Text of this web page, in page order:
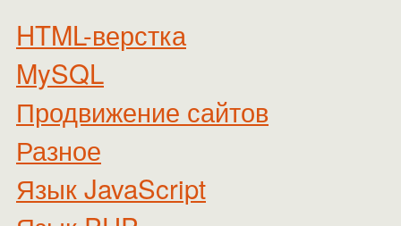
HTML-верстка
MySQL
Продвижение сайтов
Разное
Язык JavaScript